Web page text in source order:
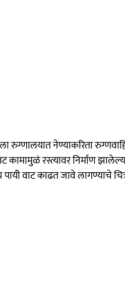
नेण्याकरिता
रस्त्यावर निर्माण
वाट काढत जावे लागण्याचे